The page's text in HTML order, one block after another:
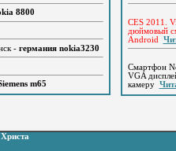
8800
- германия nokia3230
m65
CES 2011.
дюймовый
Android
Смартфон
VGA
камеру